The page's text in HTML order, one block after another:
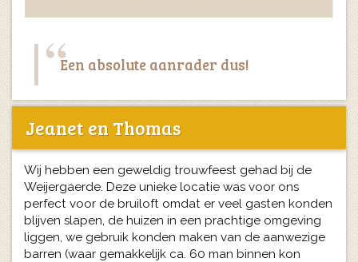
Een absolute aanrader dus!
Jeanet en Thomas
Wij hebben een geweldig trouwfeest gehad bij de
Weijergaerde. Deze unieke locatie was voor ons
perfect voor de bruiloft omdat er veel gasten konden
blijven slapen, de huizen in een prachtige omgeving
liggen, we gebruik konden maken van de aanwezige
barren (waar gemakkelijk ca. 60 man binnen kon